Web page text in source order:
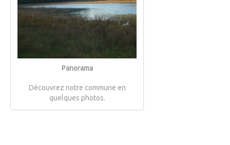
Panorama
Découvrez notre commune en
quelques photos.